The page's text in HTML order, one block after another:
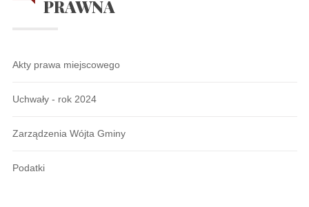
PRAWNA
Akty prawa miejscowego
Uchwały - rok 2024
Zarządzenia Wójta Gminy
Podatki